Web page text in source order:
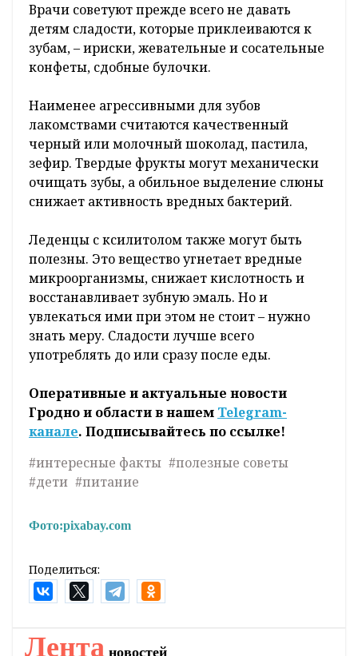
Врачи советуют прежде всего не давать
детям сладости, которые приклеиваются к
зубам, – ириски, жевательные и сосательные
конфеты, сдобные булочки.
Наименее агрессивными для зубов
лакомствами считаются качественный
черный или молочный шоколад, пастила,
зефир. Твердые фрукты могут механически
очищать зубы, а обильное выделение слюны
снижает активность вредных бактерий.
Леденцы с ксилитолом также могут быть
полезны. Это вещество угнетает вредные
микроорганизмы, снижает кислотность и
восстанавливает зубную эмаль. Но и
увлекаться ими при этом не стоит – нужно
знать меру. Сладости лучше всего
употреблять до или сразу после еды.
Оперативные и актуальные новости
Гродно и области в нашем Telegram-
канале. Подписывайтесь по ссылке!
#интересные факты #полезные советы
#дети #питание
Фото:pixabay.com
Поделиться:
Главная Новости Lifestyle